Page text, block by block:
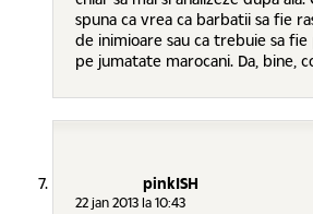
spuna ca vrea ca barbatii sa fie
de inimioare sau ca trebuie sa
pe jumatate marocani. Da, bine,
pinkISH
22 jan 2013 la 10:43